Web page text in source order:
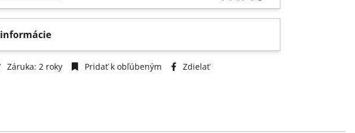
Záruka: 2 roky Pridať k obľúbeným Zdielať